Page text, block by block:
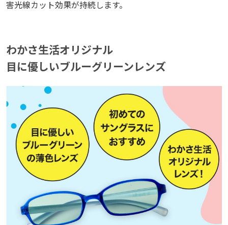
害光線カット効果が持続します。
わかさ生活オリジナル
目に優しいブルーグリーンレンズ
害光線カット効果が持続します。
わかさ生活オリジナル
目に優しいブルーグリーンレンズ